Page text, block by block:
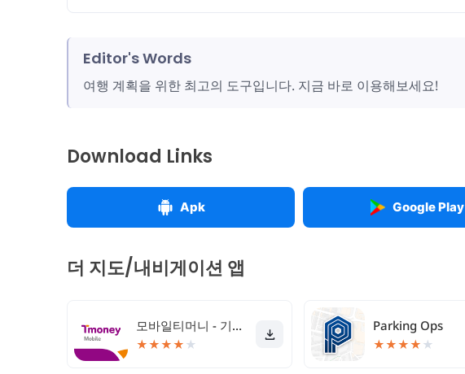
Editor's Words
여행 계획을 위한 최고의 도구입니다. 지금 바로 이용해보세요!
Download Links
Apk Google Play
더 지도/내비게이션 앱
모바일티머니 - 기후동행카드를 모바일로 간편하게
★★★★ ★
Parking Ops
★★★★ ★